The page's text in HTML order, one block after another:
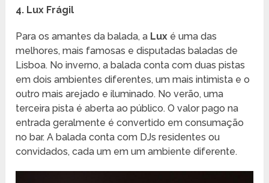
4. Lux Frágil
Para os amantes da balada, a Lux é uma das
melhores, mais famosas e disputadas baladas de
Lisboa. No inverno, a balada conta com duas pistas
em dois ambientes diferentes, um mais intimista e o
outro mais arejado e iluminado. No verão, uma
terceira pista é aberta ao público. O valor pago na
entrada geralmente é convertido em consumação
no bar. A balada conta com DJs residentes ou
convidados, cada um em um ambiente diferente.